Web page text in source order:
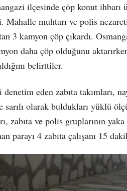
ilçesinde çöp konut
Mahalle muhtarı ve polis
3 kamyon çöp çıkardı.
daha çöp olduğunu
belirttiler.
eden zabıta takımları,
sarılı olarak buldukları yüklü
zabıta ve polis gruplarının
parayı 4 zabıta çalışanı 15